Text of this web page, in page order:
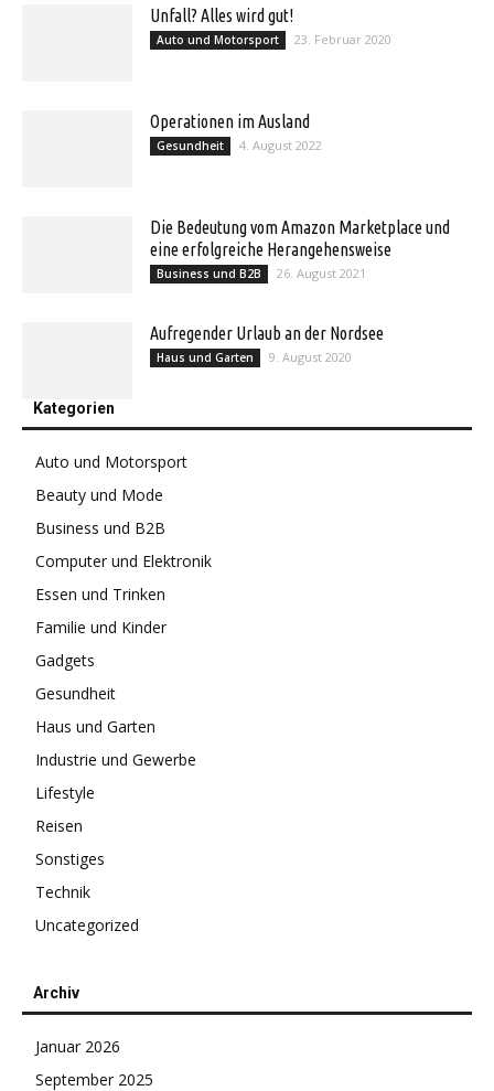
Unfall? Alles wird gut!
Auto und Motorsport 23. Februar 2020
Operationen im Ausland
Gesundheit 4. August 2022
Die Bedeutung vom Amazon Marketplace und
eine erfolgreiche Herangehensweise
Business und B2B 26. August 2021
Aufregender Urlaub an der Nordsee
Haus und Garten 9. August 2020
Kategorien
Auto und Motorsport
Beauty und Mode
Business und B2B
Computer und Elektronik
Essen und Trinken
Familie und Kinder
Gadgets
Gesundheit
Haus und Garten
Industrie und Gewerbe
Lifestyle
Reisen
Sonstiges
Technik
Uncategorized
Archiv
Januar 2026
September 2025